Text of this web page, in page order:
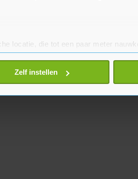
locatie, die tot een paar meter
scannen op specifieke eigenschappen
verwerkt en stel uw voorkeuren in
de Cookieverklaring.
Zelf instellen